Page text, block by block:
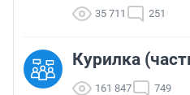
35 711 251
Курилка
161 847 749